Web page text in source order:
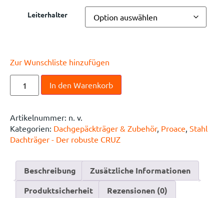
Leiterhalter
Zur Wunschliste hinzufügen
In den Warenkorb
Artikelnummer: n. v.
Kategorien: Dachgepäckträger & Zubehör, Proace, Stahl
Dachträger - Der robuste CRUZ
Beschreibung
Zusätzliche Informationen
Produktsicherheit
Rezensionen (0)